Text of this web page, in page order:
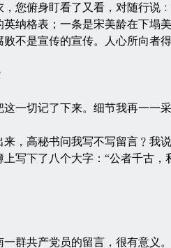
您俯身盯看了又看，对随行说
纳格表；一条是宋美龄在下塌
不是宣传的宣传。人心所向者
切记了下来。细节我再一一采
高秘书问我写不写留言﹖我说
写下了八个大字：“公者千古
共产党员的留言，很有意义。